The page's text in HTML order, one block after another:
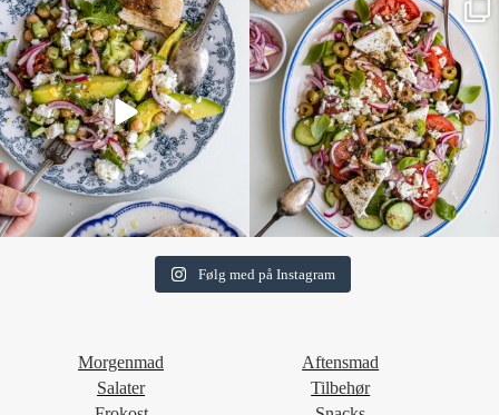
Følg med på Instagram
Morgenmad
Salater
Aftensmad
Tilbehør